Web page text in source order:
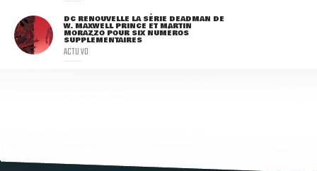
DC RENOUVELLE LA SÉRIE DEADMAN DE
W. MAXWELL PRINCE ET MARTIN
MORAZZO POUR SIX NUMÉROS
SUPPLÉMENTAIRES
ACTU VO